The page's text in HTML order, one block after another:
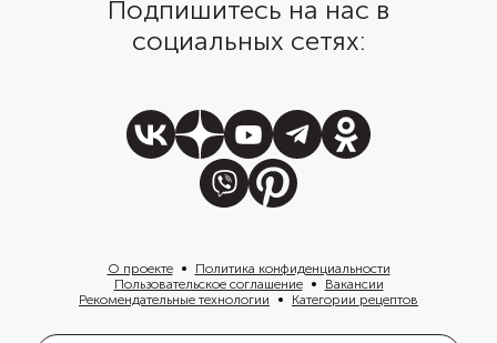
Подпишитесь на нас в
социальных сетях:
О проекте
Политика конфиденциальности
Пользовательское соглашение
Вакансии
Рекомендательные технологии
Категории рецептов